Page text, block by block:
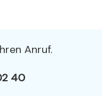
Anruf.
40